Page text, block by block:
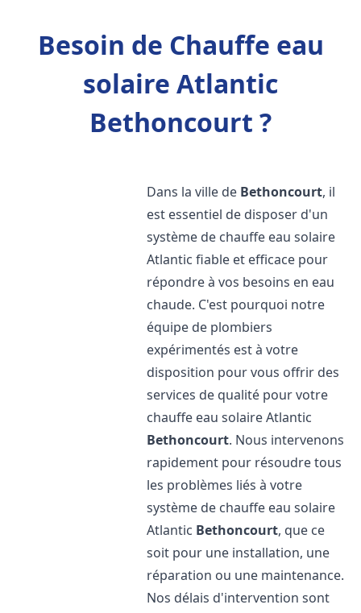
Besoin de Chauffe eau
solaire Atlantic
Bethoncourt ?
Dans la ville de Bethoncourt, il
est essentiel de disposer d'un
système de chauffe eau solaire
Atlantic fiable et efficace pour
répondre à vos besoins en eau
chaude. C'est pourquoi notre
équipe de plombiers
expérimentés est à votre
disposition pour vous offrir des
services de qualité pour votre
chauffe eau solaire Atlantic
Bethoncourt. Nous intervenons
rapidement pour résoudre tous
les problèmes liés à votre
système de chauffe eau solaire
Atlantic Bethoncourt, que ce
soit pour une installation, une
réparation ou une maintenance.
Nos délais d'intervention sont